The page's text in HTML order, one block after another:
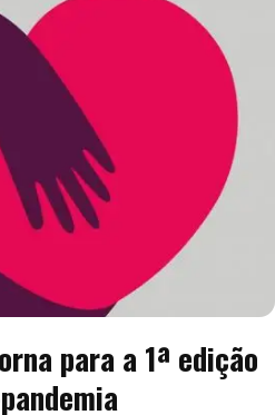
para a 1ª edição